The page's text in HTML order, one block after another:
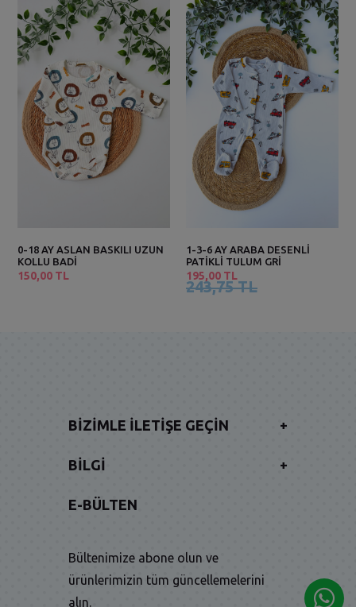
0-18 AY ASLAN BASKILI UZUN
KOLLU BADİ
150,00 TL
1-3-6 AY ARABA DESENLİ
PATİKLİ TULUM GRİ
195,00 TL
243,75 TL
BIZIMLE İLETIŞE GEÇIN +
BILGI +
E-BÜLTEN
Bültenimize abone olun ve
ürünlerimizin tüm güncellemelerini
alın.